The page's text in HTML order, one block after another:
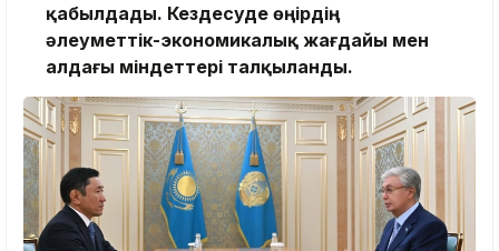
қабылдады. Кездесуде өңірдің
әлеуметтік-экономикалық жағдайы мен
алдағы міндеттері талқыланды.